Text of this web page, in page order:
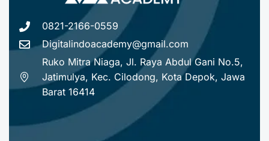
0821-2166-0559
Digitalindoacademy@gmail.com
Ruko Mitra Niaga, Jl. Raya Abdul Gani No.5,
Jatimulya, Kec. Cilodong, Kota Depok, Jawa
Barat 16414